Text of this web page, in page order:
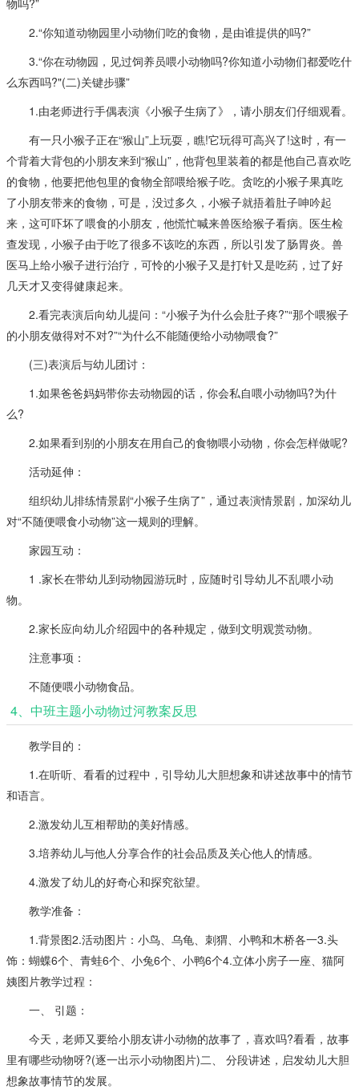
2.“你知道动物园里小动物们吃的食物，是由谁提供的吗?”
3.“你在动物园，见过饲养员喂小动物吗?你知道小动物们都爱吃什
么东西吗?"(二)关键步骤”
1.由老师进行手偶表演《小猴子生病了》，请小朋友们仔细观看。
有一只小猴子正在“猴山”上玩耍，瞧!它玩得可高兴了!这时，有一
个背着大背包的小朋友来到“猴山”，他背包里装着的都是他自己喜欢吃
的食物，他要把他包里的食物全部喂给猴子吃。贪吃的小猴子果真吃
了小朋友带来的食物，可是，没过多久，小猴子就捂着肚子呻吟起
来，这可吓坏了喂食的小朋友，他慌忙喊来兽医给猴子看病。医生检
查发现，小猴子由于吃了很多不该吃的东西，所以引发了肠胃炎。兽
医马上给小猴子进行治疗，可怜的小猴子又是打针又是吃药，过了好
几天才又变得健康起来。
2.看完表演后向幼儿提问：“小猴子为什么会肚子疼?”“那个喂猴子
的小朋友做得对不对?”“为什么不能随便给小动物喂食?”
(三)表演后与幼儿团讨：
1.如果爸爸妈妈带你去动物园的话，你会私自喂小动物吗?为什
么?
2.如果看到别的小朋友在用自己的食物喂小动物，你会怎样做呢?
活动延伸：
组织幼儿排练情景剧“小猴子生病了”，通过表演情景剧，加深幼儿
对“不随便喂食小动物”这一规则的理解。
家园互动：
1 .家长在带幼儿到动物园游玩时，应随时引导幼儿不乱喂小动
物。
2.家长应向幼儿介绍园中的各种规定，做到文明观赏动物。
注意事项：
不随便喂小动物食品。
4、中班主题小动物过河教案反思
教学目的：
1.在听听、看看的过程中，引导幼儿大胆想象和讲述故事中的情节
和语言。
2.激发幼儿互相帮助的美好情感。
3.培养幼儿与他人分享合作的社会品质及关心他人的情感。
4.激发了幼儿的好奇心和探究欲望。
教学准备：
1.背景图2.活动图片：小鸟、乌龟、刺猬、小鸭和木桥各一3.头
饰：蝴蝶6个、青蛙6个、小兔6个、小鸭6个4.立体小房子一座、猫阿
姨图片教学过程：
一、 引题：
今天，老师又要给小朋友讲小动物的故事了，喜欢吗?看看，故事
里有哪些动物呀?(逐一出示小动物图片)二、 分段讲述，启发幼儿大胆
想象故事情节的发展。